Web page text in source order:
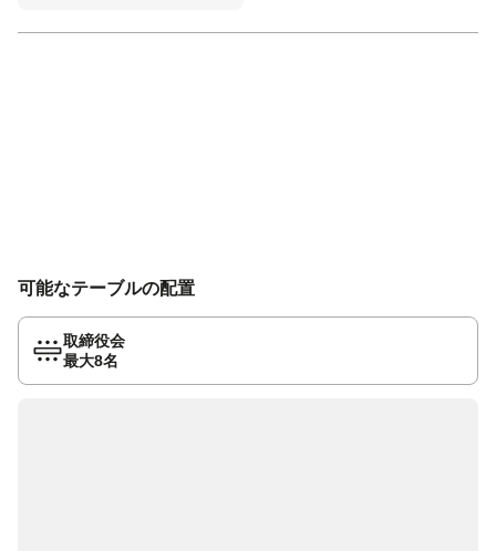
可能なテーブルの配置
取締役会
最大8名